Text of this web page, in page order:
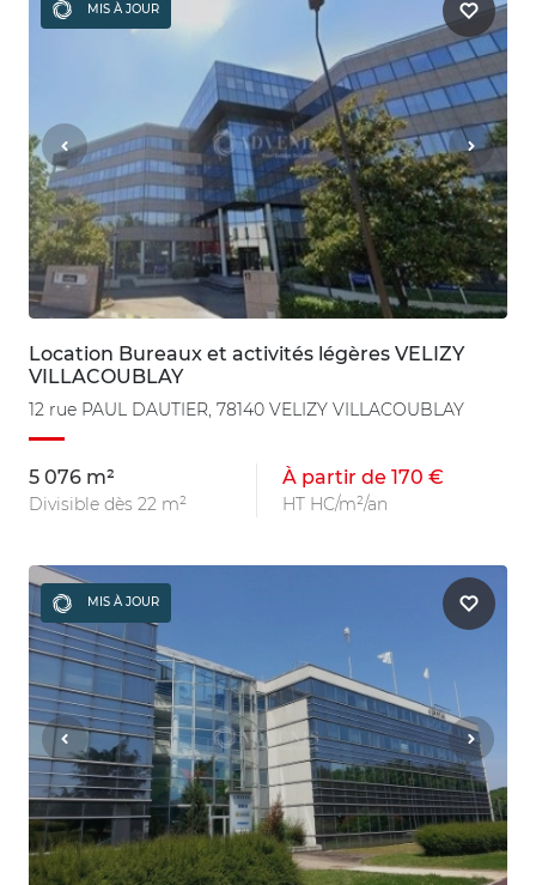
MIS À JOUR
Location Bureaux et activités légères VELIZY
VILLACOUBLAY
12 rue PAUL DAUTIER, 78140 VELIZY VILLACOUBLAY
5 076 m²
Divisible dès 22 m²
À partir de 170 €
HT HC/m²/an
MIS À JOUR